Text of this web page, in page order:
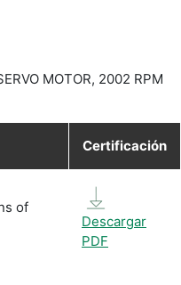
MOTOR, 2002 RPM
Certificación
of
Descargar
PDF